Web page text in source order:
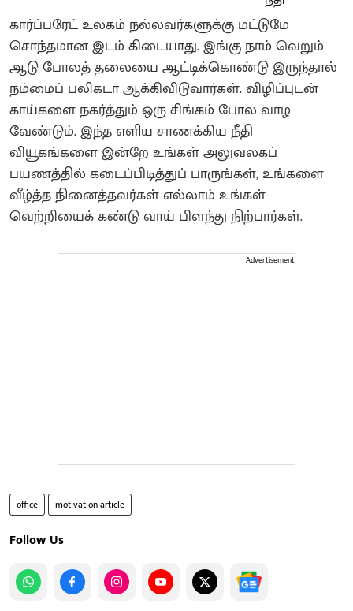
கார்ப்பரேட் உலகம் நல்லவர்களுக்கு மட்டுமே
சொந்தமான இடம் கிடையாது. இங்கு நாம் வெறும்
ஆடு போலத் தலையை ஆட்டிக்கொண்டு இருந்தால்
நம்மைப் பலிகடா ஆக்கிவிடுவார்கள். விழிப்புடன்
காய்களை நகர்த்தும் ஒரு சிங்கம் போல வாழ
வேண்டும். இந்த எளிய சாணக்கிய நீதி
வியூகங்களை இன்றே உங்கள் அலுவலகப்
பயணத்தில் கடைப்பிடித்துப் பாருங்கள், உங்களை
வீழ்த்த நினைத்தவர்கள் எல்லாம் உங்கள்
வெற்றியைக் கண்டு வாய் பிளந்து நிற்பார்கள்.
Advertisement
office motivation article
Follow Us